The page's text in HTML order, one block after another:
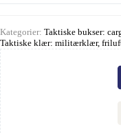
Kategorier: Taktiske bukser:
Taktiske klær: militærklær,